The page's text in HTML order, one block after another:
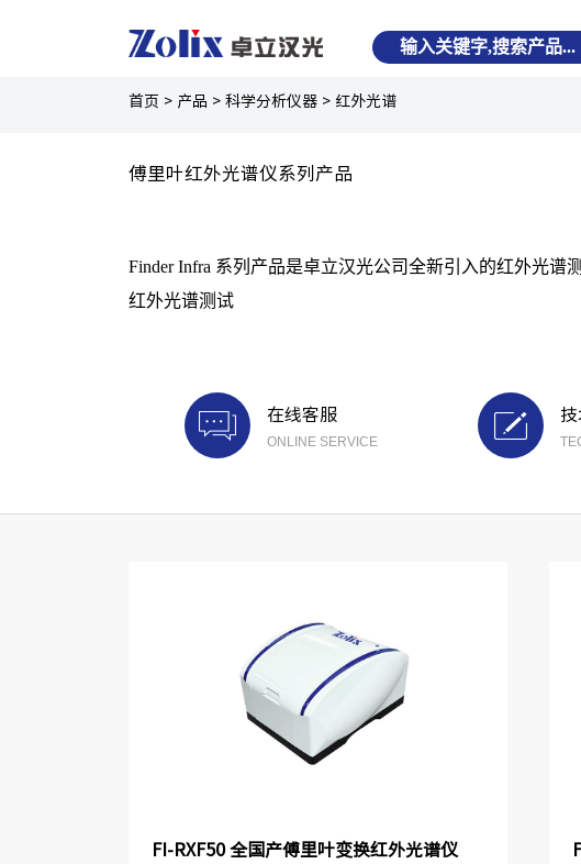
首页 > 产品 >科学分析仪器 > 红外光谱
傅里叶红外光谱仪系列产品
Finder Infra 系列产品是卓立汉光公司全新引入的红外光
红外光谱测试
在线客服
ONLINE SERVICE
FI-RXF50 全国产傅里叶变换红外光谱仪